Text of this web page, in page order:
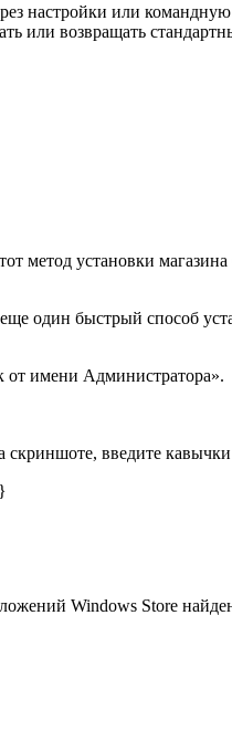
настройки или командную
или возвращать
метод установки магазина
один быстрый способ
от имени Администратора».
скриншоте, введите
Windows Store